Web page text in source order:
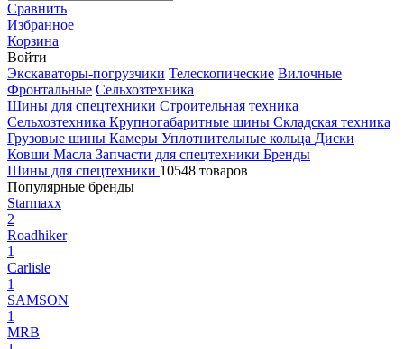
Сравнить
Избранное
Корзина
Войти
Экскаваторы-погрузчики Телескопические Вилочные
Фронтальные Сельхозтехника
Шины для спецтехники Строительная техника
Сельхозтехника Крупногабаритные шины Складская техника
Грузовые шины Камеры Уплотнительные кольца Диски
Ковши Масла Запчасти для спецтехники Бренды
Шины для спецтехники 10548 товаров
Популярные бренды
Starmaxx
2
Roadhiker
1
Carlisle
1
SAMSON
1
MRB